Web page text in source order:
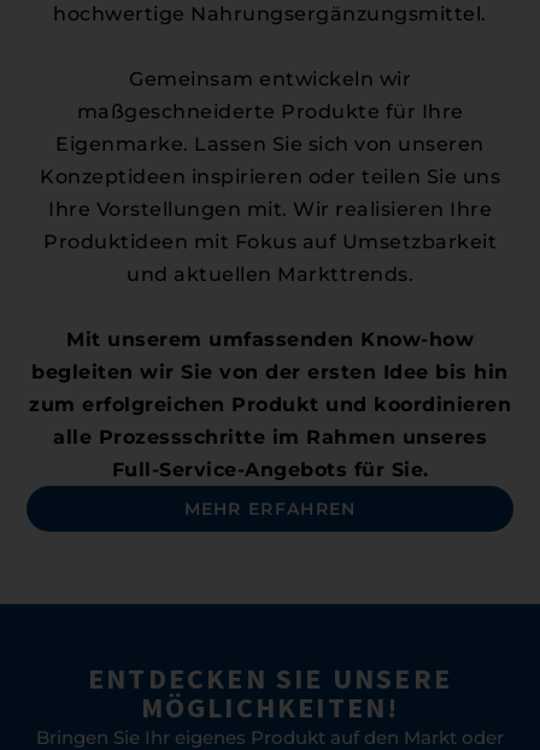
hochwertige Nahrungsergänzungsmittel.
Gemeinsam entwickeln wir
maßgeschneiderte Produkte für Ihre
Eigenmarke. Lassen Sie sich von unseren
Konzeptideen inspirieren oder teilen Sie uns
Ihre Vorstellungen mit. Wir realisieren Ihre
Produktideen mit Fokus auf Umsetzbarkeit
und aktuellen Markttrends.
Mit unserem umfassenden Know-how
begleiten wir Sie von der ersten Idee bis hin
zum erfolgreichen Produkt und koordinieren
alle Prozessschritte im Rahmen unseres
Full-Service-Angebots für Sie.
MEHR ERFAHREN
ENTDECKEN SIE UNSERE
MÖGLICHKEITEN!
Bringen Sie Ihr eigenes Produkt auf den Markt oder